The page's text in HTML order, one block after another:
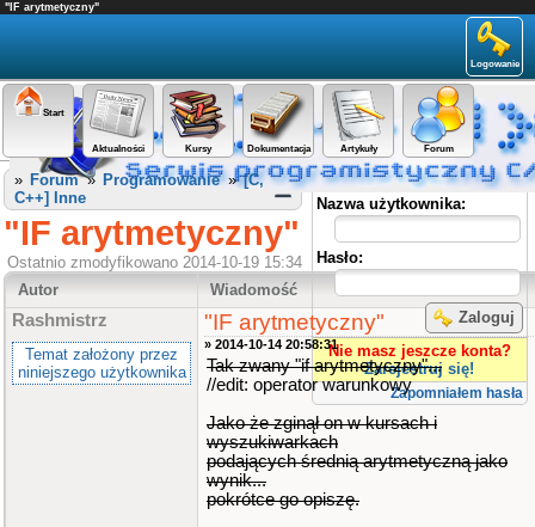
"IF arytmetyczny"
Logowanie
Start
Aktualności Kursy Dokumentacja Artykuły Forum
Panel użytkownika
Nazwa użytkownika:
Hasło:
Zaloguj
Nie masz jeszcze konta?
Zarejestruj się!
Zapomniałem hasła
» Forum» Programowanie»[C,
C++] Inne
"IF arytmetyczny"
Ostatnio zmodyfikowano 2014-10-19 15:34
Autor
Wiadomość
Rashmistrz
Temat założony przez
niniejszego użytkownika
"IF arytmetyczny"
» 2014-10-14 20:58:31
Tak zwany "if arytmetyczny"...
//edit: operator warunkowy
Jako że zginął on w kursach i
wyszukiwarkach
podających średnią arytmetyczną jako
wynik...
pokrótce go opiszę.